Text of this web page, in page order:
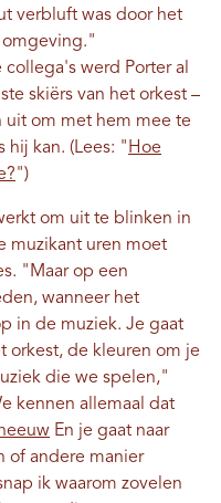
verbluft was door het
omgeving."
werd Porter al
skiërs van het orkest –
om met hem mee te
hij kan. (Lees: "Hoe
")
om uit te blinken in
muzikant uren moet
"Maar op een
wanneer het
in de muziek. Je gaat
orkest, de kleuren om je
die we spelen,"
kennen allemaal dat
En je gaat naar
of andere manier
ik waarom zovelen